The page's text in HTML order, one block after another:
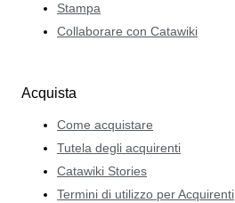
Stampa
Collaborare con Catawiki
Acquista
Come acquistare
Tutela degli acquirenti
Catawiki Stories
Termini di utilizzo per Acquirenti